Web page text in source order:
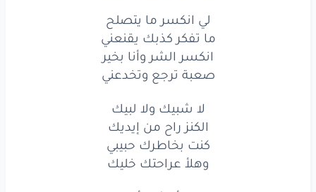
كنت بخاطركحبيبي
وهلأعراحتكخليك
مارحأعشقأناتاني
خاينكذاب وأناني
عطيتواحبي وأماني
خنجربالضهرعطاني
لي انكسر ما يتصلح
ما تفكر كذبك يقنعني
انكسر الشر وأنا بخير
صعبة ترجع وتخدعني
لا شبيك ولا لبيك
الكنز راح من إيديك
كنت بخاطرك حبيبي
وهلأ عراحتك خليك